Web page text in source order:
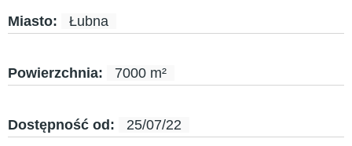
Miasto: Łubna
Powierzchnia: 7000 m²
Dostępność od : 25/07/22